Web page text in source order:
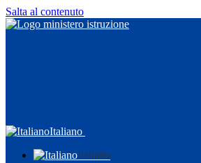
Salta al contenuto
Italiano
Italiano